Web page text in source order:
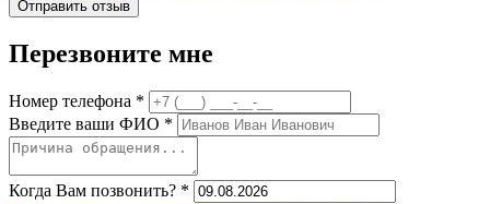
Перезвоните мне
Номер телефона *
Введите ваши ФИО *
Когда Вам позвонить? *